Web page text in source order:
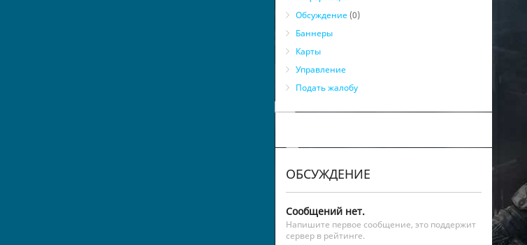
Обсуждение(0)
Баннеры
Карты
Управление
Подать жалобу
ОБСУЖДЕНИЕ
Сообщений нет.
Напишите первое сообщение, это поддержит
сервер в рейтинге.